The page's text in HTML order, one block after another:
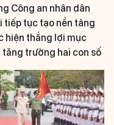
Công an nhân dân
tiếp tục tạo nền tảng
hiện thắng lợi mục
tăng trưởng hai con số